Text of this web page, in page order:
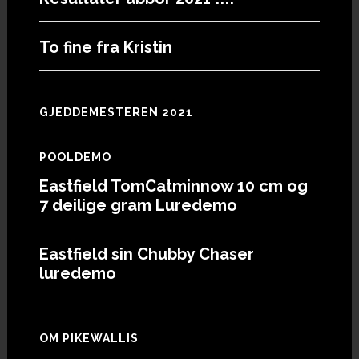
To fine fra Kristin
GJEDDEMESTEREN 2021
POOLDEMO
Eastfield TomCatminnow 10 cm og
7 deilige gram Luredemo
Eastfield sin Chubby Chaser
luredemo
OM PIKEWALLIS